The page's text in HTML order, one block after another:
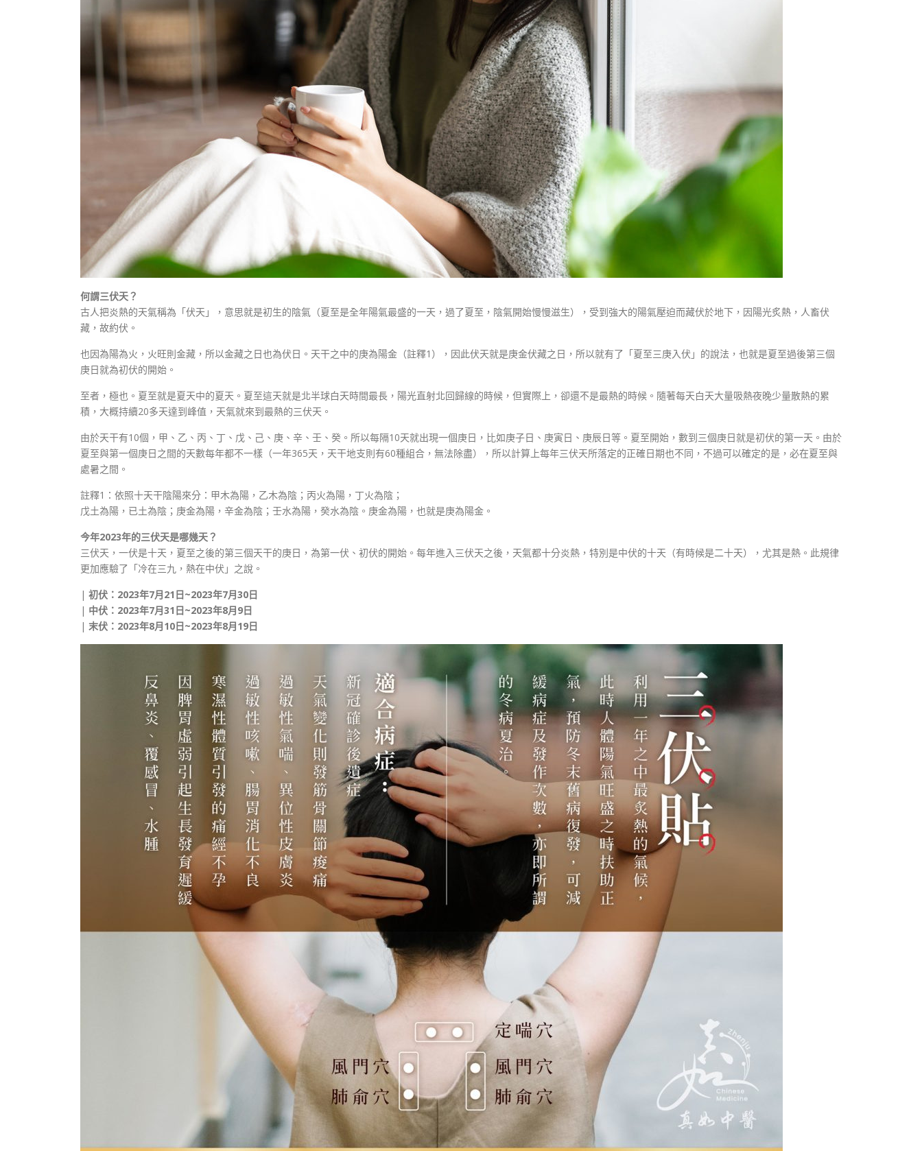
何謂三伏天？
古人把炎熱的天氣稱為「伏天」，意思就是初生的陰氣（夏至是全年陽氣最盛的一天，過了夏至，陰氣開始慢慢滋生），受到強大的陽氣壓迫而藏伏於地下，因陽光炙熱，人畜伏
藏，故約伏。
也因為陽為火，火旺則金藏，所以金藏之日也為伏日。天干之中的庚為陽金（註釋1），因此伏天就是庚金伏藏之日，所以就有了「夏至三庚入伏」的說法，也就是夏至過後第三個
庚日就為初伏的開始。
至者，極也。夏至就是夏天中的夏天。夏至這天就是北半球白天時間最長，陽光直射北回歸線的時候，但實際上，卻還不是最熱的時候。隨著每天白天大量吸熱夜晚少量散熱的累
積，大概持續20多天達到峰值，天氣就來到最熱的三伏天。
由於天干有10個，甲、乙、丙、丁、戊、己、庚、辛、壬、癸。所以每隔10天就出現一個庚日，比如庚子日、庚寅日、庚辰日等。夏至開始，數到三個庚日就是初伏的第一天。由於
夏至與第一個庚日之間的天數每年都不一樣（一年365天，天干地支則有60種組合，無法除盡），所以計算上每年三伏天所落定的正確日期也不同，不過可以確定的是，必在夏至與
處暑之間。
註釋1：依照十天干陰陽來分：甲木為陽，乙木為陰；丙火為陽，丁火為陰；
戊土為陽，已土為陰；庚金為陽，辛金為陰；壬水為陽，癸水為陰。庚金為陽，也就是庚為陽金。
今年2023年的三伏天是哪幾天？
三伏天，一伏是十天，夏至之後的第三個天干的庚日，為第一伏、初伏的開始。每年進入三伏天之後，天氣都十分炎熱，特別是中伏的十天（有時候是二十天），尤其是熱。此規律
更加應驗了「冷在三九，熱在中伏」之說。
| 初伏：2023年7月21日~2023年7月30日
| 中伏：2023年7月31日~2023年8月9日
| 末伏：2023年8月10日~2023年8月19日